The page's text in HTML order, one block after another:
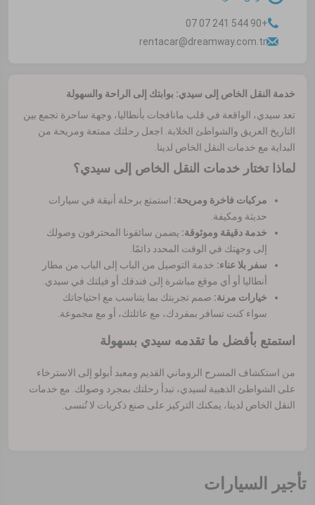
خدمة النقل الخاص إلى سيدي: بوابتك إلى الراحة والسهولة
تعد سيدي، الواقعة في قلب مانافجات بأنطاليا، وجهة ساحرة تجمع بين
التاريخ العريق والشواطئ الخلابة. اجعل رحلتك ممتعة ومريحة من
البداية مع خدمات النقل الخاص لدينا.
لماذا تختار خدمات النقل الخاص إلى سيدي؟
مركبات فاخرة ومريحة: استمتع برحلة أنيقة في سيارات
حديثة ومكيفة.
خدمة دقيقة وموثوقة: يضمن سائقونا المحترفون وصولك
إلى وجهتك في الوقت المحدد دائمًا.
سفر بلا عناء: خدمة التوصيل من الباب إلى الباب من مطار
أنطاليا أو أي موقع مباشرة إلى فندقك أو فيلتك في سيدي.
خيارات مرنة: صمم تجربتك بما يتناسب مع احتياجاتك
سواء كنت تسافر بمفردك، مع عائلتك، أو مع مجموعة.
استمتع بأفضل ما تقدمه سيدي بسهولة
من استكشاف المسرح الروماني القديم ومعبد أبولو إلى الاسترخاء
على الشواطئ الذهبية لسيدي، تبدأ رحلتك بمجرد وصولك. مع خدمات
النقل الخاص لدينا، يمكنك التركيز على صنع ذكريات لا تُنسى.
تأجير السيارات
+90 544 241 07 07
rentacar@dreamway.com.tr